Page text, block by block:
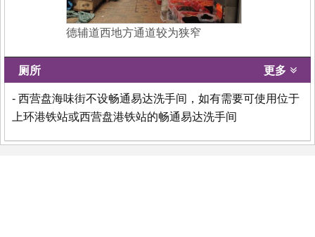
德辅道西地方通道较为狭窄
厕所 更多
- 西营盘海味街不设畅通易达洗手间，如有需要可使用位于
上环港铁站或西营盘港铁站的畅通易达洗手间